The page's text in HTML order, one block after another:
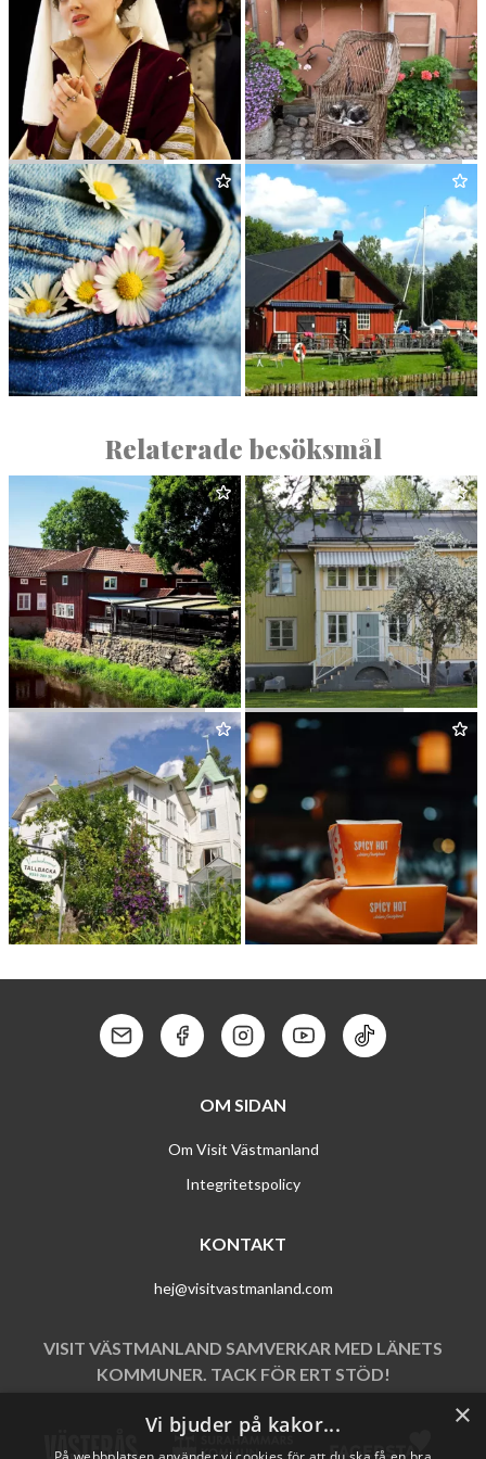
ARBO­GATEATERN KURIOS­A­BO­DEN I ARBOGA
Relaterade besöksmål
RESTAU­RANG ÅGÅRDEN B& B RUT­GÅR­DEN
Kontakt: MailKontakt: Facebook
Kontakt: Instagram
Kontakt: Youtube
Kontakt: Tik
OM SIDAN
Om Visit Västmanland
Integritetspolicy
KONTAKT
hej@visitvastmanland.com
VISIT VÄSTMANLAND SAMVERKAR MED LÄNETS
KOMMUNER. TACK FÖR ERT STÖD!
×
Vi bjuder på kakor...